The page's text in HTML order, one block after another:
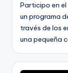
Participo en el
un programa
través de los
una pequeña